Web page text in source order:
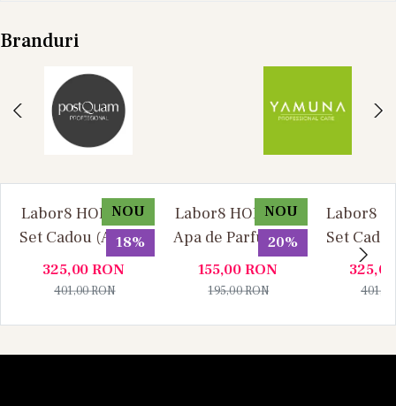
Branduri
NOU
18%
Labor8 HOD 881 -
Set Cadou (Apa de
Parfum 100 ml +
Apa de Parfum 10
325,00RON
401,00RON
NOU
20%
Labor8 HOD 881 -
Apa de Parfum, 30
ml, Unisex
155,00RON
195,00RON
Labor8
Set
Parfum
Apa de